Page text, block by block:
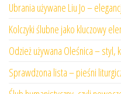
Ubrania używane Liu Jo –
Kolczyki ślubne jako kluczowy
Odzież używana Oleśnica – styl,
Sprawdzona lista – pieśni